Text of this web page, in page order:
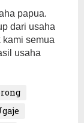
papua.
dari usaha
semua
usaha